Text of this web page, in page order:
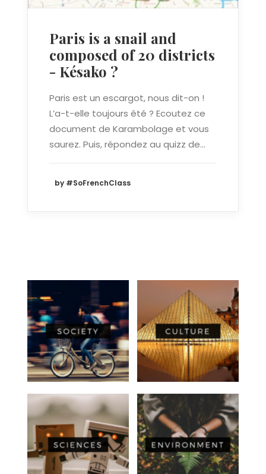
Paris is a snail and
composed of 20 districts
- Késako ?
Paris est un escargot, nous dit-on !
L’a-t-elle toujours été ? Ecoutez ce
document de Karambolage et vous
saurez. Puis, répondez au quizz de…
by #SoFrenchClass